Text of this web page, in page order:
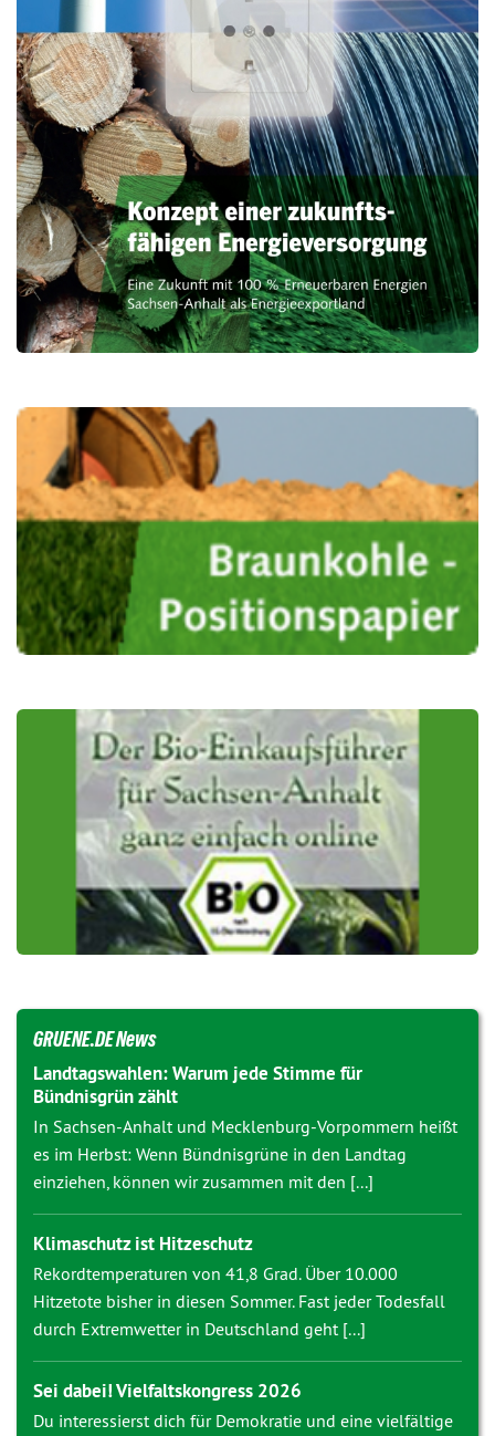
GRUENE.DE News
Landtagswahlen: Warum jede Stimme für
Bündnisgrün zählt
In Sachsen-Anhalt und Mecklenburg-Vorpommern heißt
es im Herbst: Wenn Bündnisgrüne in den Landtag
einziehen, können wir zusammen mit den [...]
Klimaschutz ist Hitzeschutz
Rekordtemperaturen von 41,8 Grad. Über 10.000
Hitzetote bisher in diesen Sommer. Fast jeder Todesfall
durch Extremwetter in Deutschland geht [...]
Sei dabei! Vielfaltskongress 2026
Du interessierst dich für Demokratie und eine vielfältige